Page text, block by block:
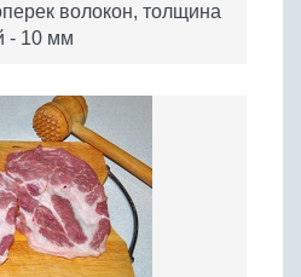
волокон, толщина
- 10 мм